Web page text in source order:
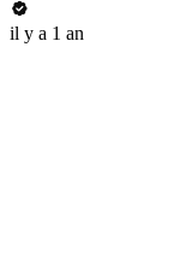
il y a 1 an